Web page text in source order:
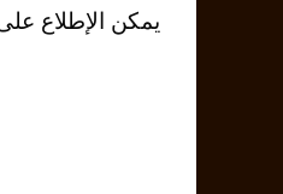
يمكن الإطلاع